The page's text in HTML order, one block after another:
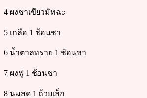
4 ผงชาเขียวมัทฉะ
5 เกลือ 1 ช้อนชา
6 น้ำตาลทราย 1 ช้อนชา
7 ผงฟู 1 ช้อนชา
8 นมสด 1 ถ้วยเล็ก